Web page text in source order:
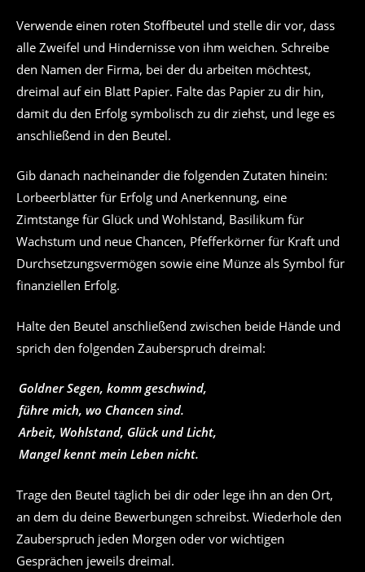
Verwende einen roten Stoffbeutel und stelle dir vor, dass
alle Zweifel und Hindernisse von ihm weichen. Schreibe
den Namen der Firma, bei der du arbeiten möchtest,
dreimal auf ein Blatt Papier. Falte das Papier zu dir hin,
damit du den Erfolg symbolisch zu dir ziehst, und lege es
anschließend in den Beutel.
Gib danach nacheinander die folgenden Zutaten hinein:
Lorbeerblätter für Erfolg und Anerkennung, eine
Zimtstange für Glück und Wohlstand, Basilikum für
Wachstum und neue Chancen, Pfefferkörner für Kraft und
Durchsetzungsvermögen sowie eine Münze als Symbol für
finanziellen Erfolg.
Halte den Beutel anschließend zwischen beide Hände und
sprich den folgenden Zauberspruch dreimal:
Goldner Segen, komm geschwind,
führe mich, wo Chancen sind.
Arbeit, Wohlstand, Glück und Licht,
Mangel kennt mein Leben nicht.
Trage den Beutel täglich bei dir oder lege ihn an den Ort,
an dem du deine Bewerbungen schreibst. Wiederhole den
Zauberspruch jeden Morgen oder vor wichtigen
Gesprächen jeweils dreimal.